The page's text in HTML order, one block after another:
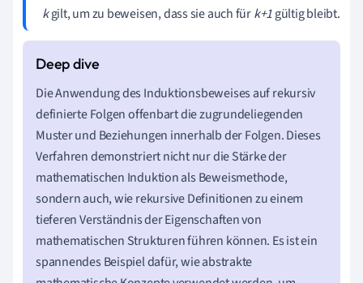
kgilt, um zu beweisen, dass sie auch fürk+1gültig bleibt.
Die Anwendung des Induktionsbeweises auf rekursiv
definierte Folgen offenbart die zugrundeliegenden
Muster und Beziehungen innerhalb der Folgen. Dieses
Verfahren demonstriert nicht nur die Stärke der
mathematischen Induktion als Beweismethode,
sondern auch, wie rekursive Definitionen zu einem
tieferen Verständnis der Eigenschaften von
mathematischen Strukturen führen können. Es ist ein
spannendes Beispiel dafür, wie abstrakte